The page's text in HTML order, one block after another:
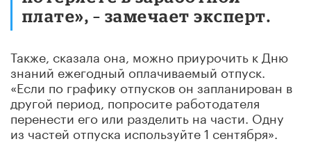
плате», – замечает эксперт.
Также, сказала она, можно приурочить к Дню
знаний ежегодный оплачиваемый отпуск.
«Если по графику отпусков он запланирован в
другой период, попросите работодателя
перенести его или разделить на части. Одну
из частей отпуска используйте 1 сентября».